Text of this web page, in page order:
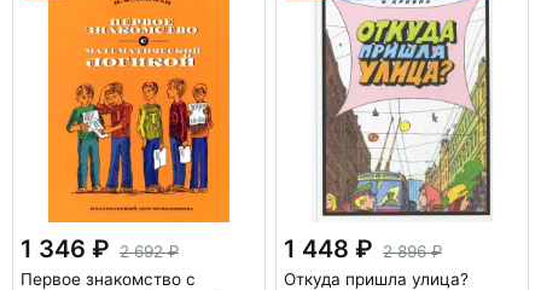
1 346
2 692
Первое знакомство с
1 448
2 896
Откуда пришла улица?